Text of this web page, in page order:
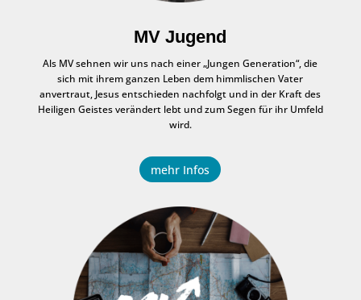
MV Jugend
Als MV sehnen wir uns nach einer „Jungen Generation“, die
sich mit ihrem ganzen Leben dem himmlischen Vater
anvertraut, Jesus entschieden nachfolgt und in der Kraft des
Heiligen Geistes verändert lebt und zum Segen für ihr Umfeld
wird.
mehr Infos